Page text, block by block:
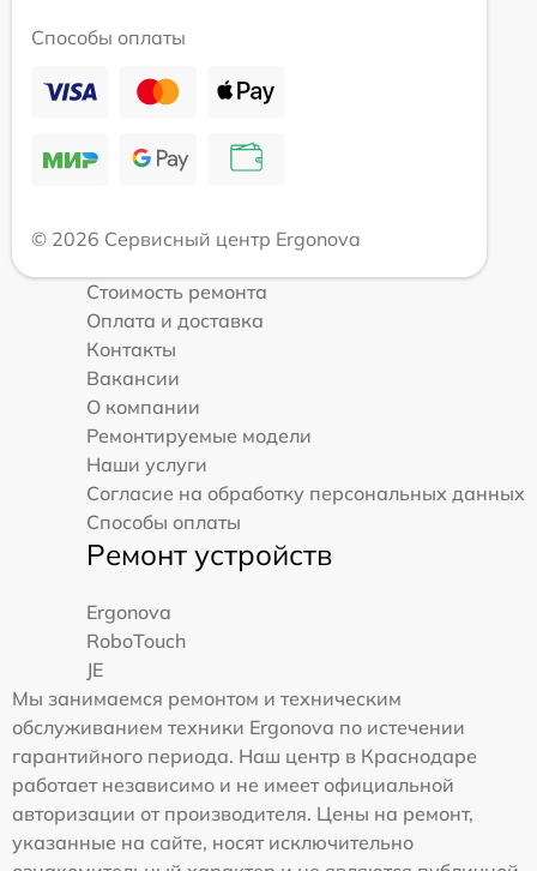
Способы оплаты
© 2026 Сервисный центр Ergonova
Стоимость ремонта
Оплата и доставка
Контакты
Вакансии
О компании
Ремонтируемые модели
Наши услуги
Согласие на обработку персональных данных
Способы оплаты
Ремонт устройств
Ergonova
RoboTouch
JE
Мы занимаемся ремонтом и техническим
обслуживанием техники Ergonova по истечении
гарантийного периода. Наш центр в Краснодаре
работает независимо и не имеет официальной
авторизации от производителя. Цены на ремонт,
указанные на сайте, носят исключительно